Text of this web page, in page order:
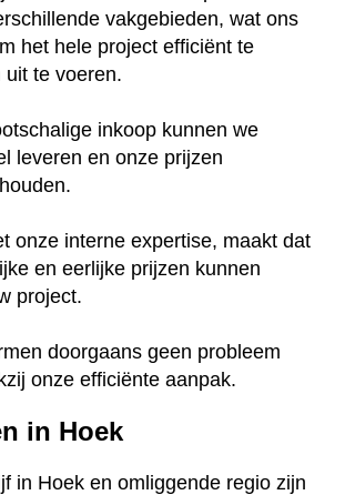
vakgebieden, wat ons
het hele project efficiënt te
uit te voeren.
inkoop kunnen we
leveren en onze prijzen
onze interne expertise, maakt dat
en eerlijke prijzen kunnen
project.
doorgaans geen probleem
onze efficiënte aanpak.
in Hoek
in Hoek en omliggende regio zijn